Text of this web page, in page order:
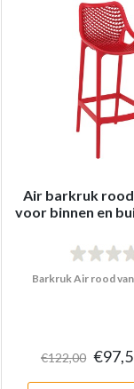
Air barkruk rood
voor binnen en
Barkruk Air rood
€122,00